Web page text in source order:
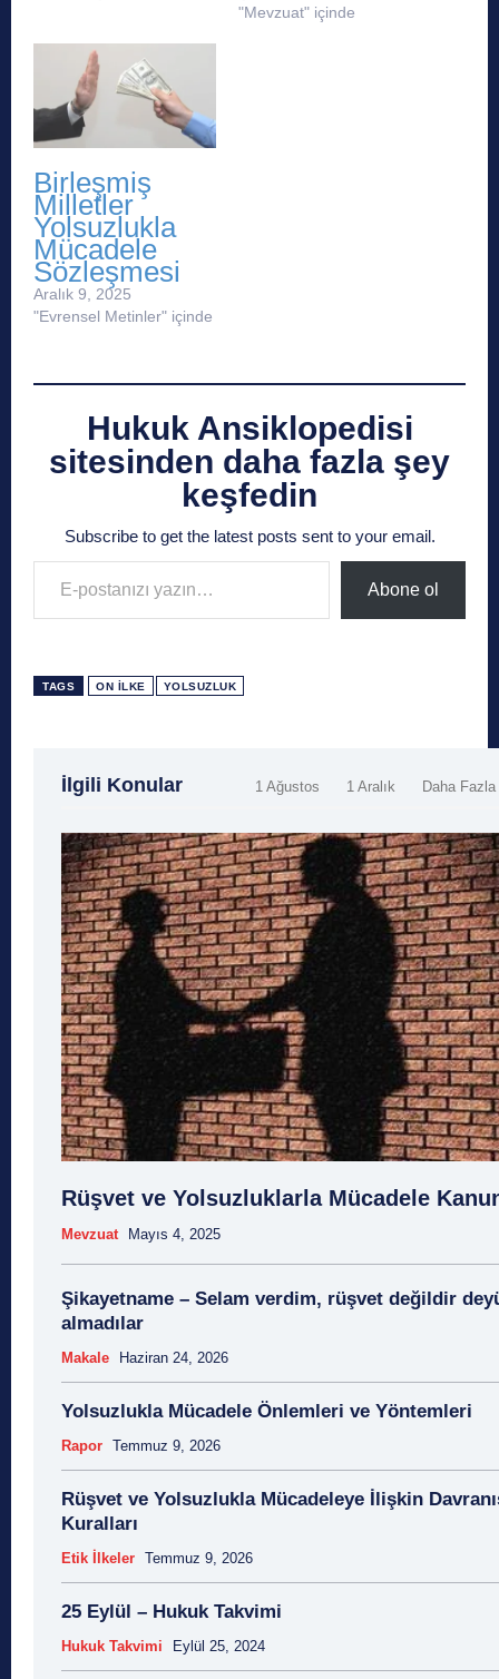
"Mevzuat" içinde
Birleşmiş
Milletler
Yolsuzlukla
Mücadele
Sözleşmesi
Aralık 9, 2025
"Evrensel Metinler" içinde
Hukuk Ansiklopedisi
sitesinden daha fazla şey
keşfedin
Subscribe to get the latest posts sent to your email.
E-postanızı yazın…
Abone ol
TAGS ON İLKE YOLSUZLUK
İlgili Konular 1 Ağustos 1 Aralık Daha Fazla
Rüşvet ve Yolsuzluklarla Mücadele
Mevzuat Mayıs 4, 2025
Şikayetname – Selam verdim, rüşvet değildir
almadılar
Makale Haziran 24, 2026
Yolsuzlukla Mücadele Önlemleri ve Yöntemleri
Rapor Temmuz 9, 2026
Rüşvet ve Yolsuzlukla Mücadeleye İlişkin
Kuralları
Etik İlkeler Temmuz 9, 2026
25 Eylül – Hukuk Takvimi
Hukuk Takvimi Eylül 25, 2024